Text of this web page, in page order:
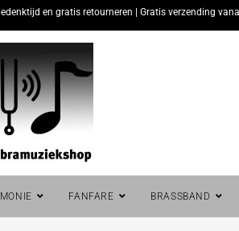
en gratis retourneren | Gratis verzending
FANFARE BRASSBAND